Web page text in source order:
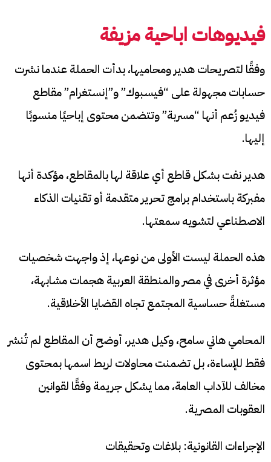
فيديوهات اباحية مزيفة
وفقًا لتصريحات هدير ومحاميها، بدأت الحملة عندما نشرت
حسابات مجهولة على “فيسبوك” و”إنستغرام” مقاطع
فيديو زُعم أنها “مسربة” وتتضمن محتوى إباحيًا منسوبًا
إليها.
هدير نفت بشكل قاطع أي علاقة لها بالمقاطع، مؤكدة أنها
مفبركة باستخدام برامج تحرير متقدمة أو تقنيات الذكاء
الاصطناعي لتشويه سمعتها.
هذه الحملة ليست الأولى من نوعها، إذ واجهت شخصيات
مؤثرة أخرى في مصر والمنطقة العربية هجمات مشابهة،
مستغلةً حساسية المجتمع تجاه القضايا الأخلاقية.
المحامي هاني سامح، وكيل هدير، أوضح أن المقاطع لم تُنشر
فقط للإساءة، بل تضمنت محاولات لربط اسمها بمحتوى
مخالف للآداب العامة، مما يشكل جريمة وفقًا لقوانين
العقوبات المصرية.
الإجراءات القانونية: بلاغات وتحقيقات